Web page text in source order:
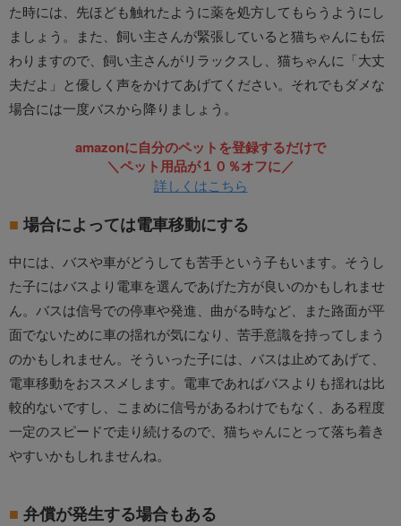
た時には、先ほども触れたように薬を処方してもらうようにし
ましょう。また、飼い主さんが緊張していると猫ちゃんにも伝
わりますので、飼い主さんがリラックスし、猫ちゃんに「大丈
夫だよ」と優しく声をかけてあげてください。それでもダメな
場合には一度バスから降りましょう。
amazonに自分のペットを登録するだけで
＼ペット用品が１０％オフに／
詳しくはこちら
場合によっては電車移動にする
中には、バスや車がどうしても苦手という子もいます。そうし
た子にはバスより電車を選んであげた方が良いのかもしれませ
ん。バスは信号での停車や発進、曲がる時など、また路面が平
面でないために車の揺れが気になり、苦手意識を持ってしまう
のかもしれません。そういった子には、バスは止めてあげて、
電車移動をおススメします。電車であればバスよりも揺れは比
較的ないですし、こまめに信号があるわけでもなく、ある程度
一定のスピードで走り続けるので、猫ちゃんにとって落ち着き
やすいかもしれませんね。
弁償が発生する場合もある